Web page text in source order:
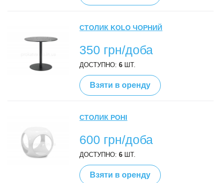
СТОЛИК KOLO ЧОРНИЙ
350 грн/доба
ДОСТУПНО:6 ШТ.
Взяти в оренду
СТОЛИК РОНІ
600 грн/доба
ДОСТУПНО:6 ШТ.
Взяти в оренду